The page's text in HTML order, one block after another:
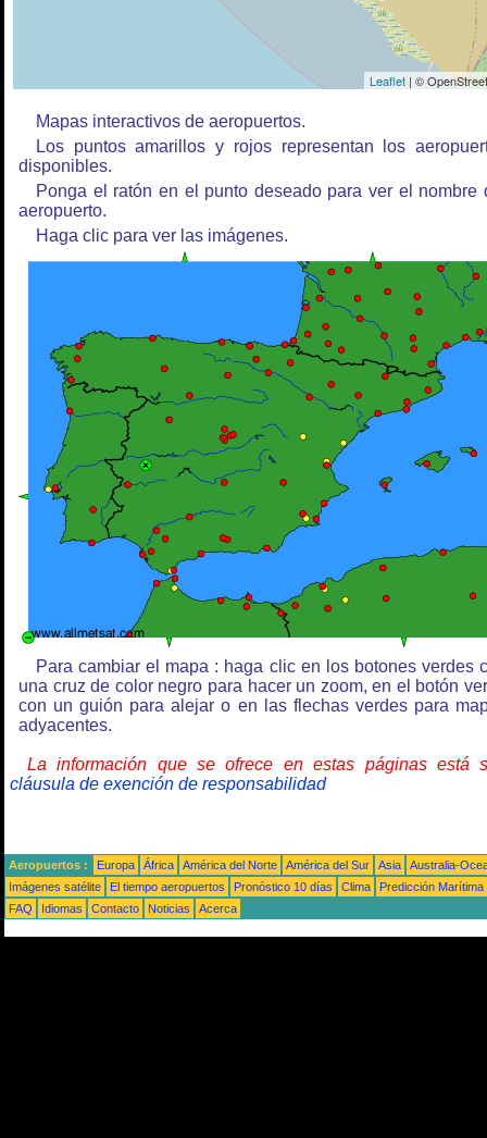
Leaflet | ©
Mapas interactivos de aeropuertos.
Los puntos amarillos y rojos representan los
disponibles.
Ponga el ratón en el punto deseado para ver el nombre
aeropuerto.
Haga clic para ver las imágenes.
Para cambiar el mapa : haga clic en los botones verdes
una cruz de color negro para hacer un zoom, en el botón
con un guión para alejar o en las flechas verdes para
adyacentes.
La información que se ofrece en estas páginas está
cláusula de exención de responsabilidad
Aeropuertos : Europa África América del Norte América del Sur Asia
Australia-
Imágenes satélite
El tiempo aeropuertos Pronóstico 10 días Clima
Predicción Marítima
FAQ
Idiomas Contacto Noticias Acerca